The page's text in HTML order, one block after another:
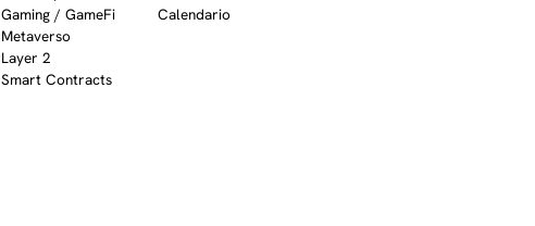
Gaming / GameFi
Metaverso
Layer 2
Smart Contracts
Calendario